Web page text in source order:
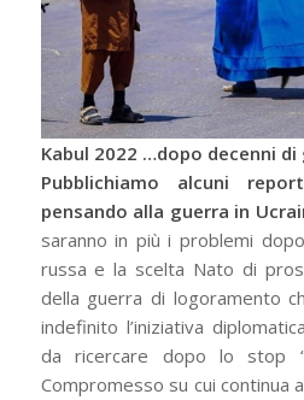
Kabul 2022 …dopo decenni di
Pubblichiamo alcuni
pensando alla guerra in
saranno in più i problemi
russa e la scelta Nato di
della guerra di logoramento
indefinito l’iniziativa
da ricercare dopo lo stop
Compromesso su cui continua